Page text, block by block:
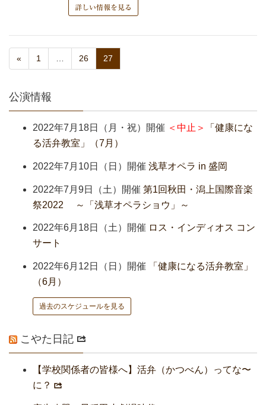
詳しい情報を見る
« 1 26 27
公演情報
2022年7月18日（月・祝）開催 ＜中止＞
「健康にな
る活弁教室」（7月）
2022年7月10日（日）開催 浅草オペラ in 盛岡
2022年7月9日（土）開催 第1回秋田・潟上国際音楽
祭2022 ～「浅草オペラショウ」～
2022年6月18日（土）開催 ロス・インディオス コン
サート
2022年6月12日（日）開催
「健康になる活弁教室」
（6月）
過去のスケジュールを見る
こやた日記
【学校関係者の皆様へ】活弁（かつべん）ってな〜
に？